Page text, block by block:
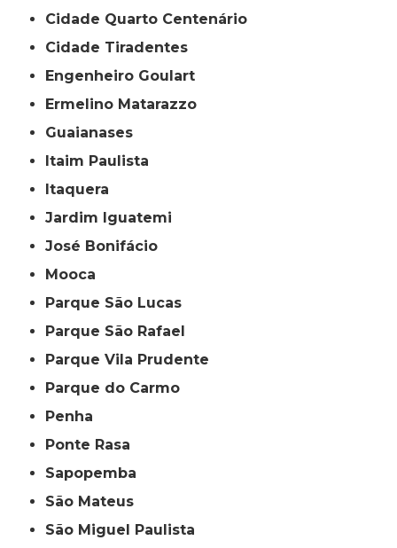
Cidade Quarto Centenário
Cidade Tiradentes
Engenheiro Goulart
Ermelino Matarazzo
Guaianases
Itaim Paulista
Itaquera
Jardim Iguatemi
José Bonifácio
Mooca
Parque São Lucas
Parque São Rafael
Parque Vila Prudente
Parque do Carmo
Penha
Ponte Rasa
Sapopemba
São Mateus
São Miguel Paulista